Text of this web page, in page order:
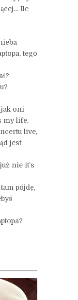
Ile
tego
jak oni
my life,
live,
jest
nie it’s
pójdę,